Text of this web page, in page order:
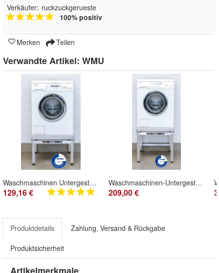
Verkäufer: ruckzuckgerueste
100% positiv
Merken Teilen
Verwandte Artikel: WMU
Waschmaschinen Untergestell Einzel Alu, extrem robust, rostfrei, 150 kg Traglast
129,16 €
Waschmaschinen-Untergestell Mara 1 Alu 50 cm hoch TÜV - geprüft extrem robust
209,00 €
Produktdetails Zahlung, Versand & Rückgabe
Produktsicherheit